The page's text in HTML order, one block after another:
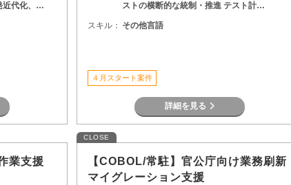
近代化、…
ストの横断的な統制・推進 テスト計…
スキル： その他言語
４月スタート案件
詳細を見る
業支援
CLOSE
【COBOL/常駐】官公庁向け業務刷新
マイグレーション支援